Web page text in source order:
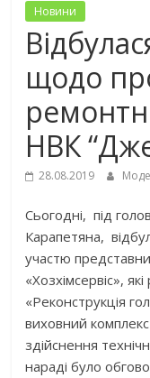
Новини
щодо
НВК
28.08.2019
Сьогодні, під
Карапетяна,
участю
«Хозхімсервіс»,
«Реконструкція
виховний
здійснення
нараді було